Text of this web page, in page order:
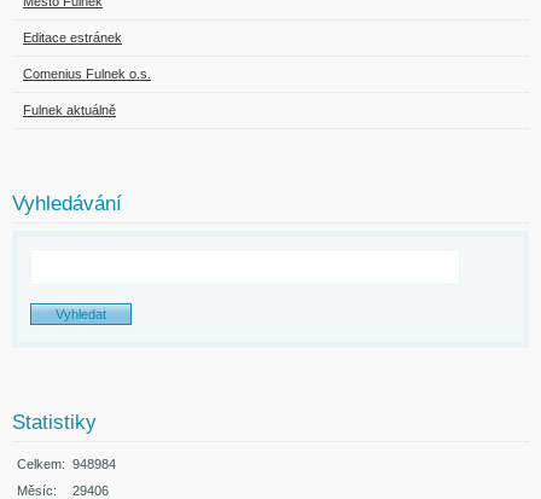
Editace estránek
Comenius Fulnek o.s.
Fulnek aktuálně
Vyhledávání
Statistiky
Celkem: 948984
Měsíc:
29406